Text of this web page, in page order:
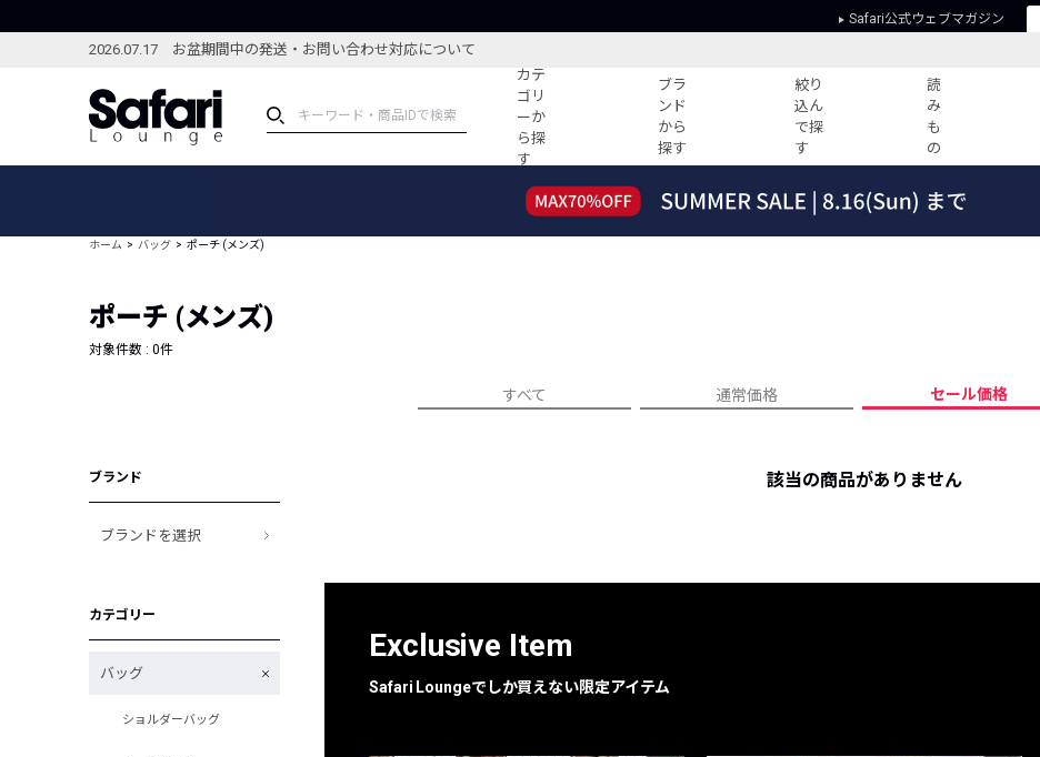
Safari公式ウェブマガジン
2026.07.17 お盆期間中の発送・お問い合わせ対応について
カテ
ゴリ
ーか
ら探
す
ブラ
ンド
から
探す
絞り
込ん
で探
す
読
み
も
の
ブランドから探す
新着アイテム
編集部のおすすめアイテム
すべての記事
人気記事ランキング
フォーカスブランド
プライバシーポリシー
ホーム バッグ ポーチ (メンズ)
ポーチ (メンズ)
対象件数 : 0件
すべて 通常価格 セール価格
ブランド
ブランドを選択
カテゴリー
バッグ
ショルダーバッグ
該当の商品がありません
Exclusive Item
Safari Loungeでしか買えない限定アイテム